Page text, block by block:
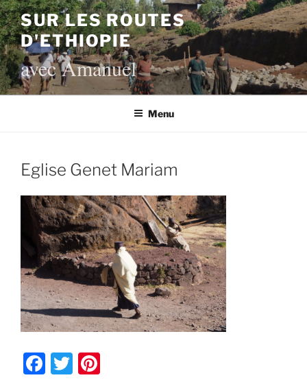
Aller
au
contenu
principal
SUR LES ROUTES
D'ETHIOPIE
avec Amanuel
Menu
Eglise Genet Mariam
F
T